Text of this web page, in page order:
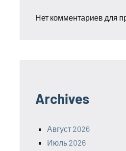
Нет комментариев для
Archives
Август 2026
Июль 2026